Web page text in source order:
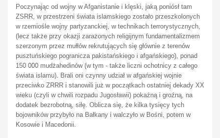
Poczynając od wojny w Afganistanie i klęski, jaką poniósł tam
ZSRR, w przestrzeni świata islamskiego zostało przeszkolonych
w rzemiośle wojny partyzanckiej, w technikach terrorystycznych,
(lecz także przy okazji zarażonych religijnym fundamentalizmem
szerzonym przez mułłów rekrutujących się głównie z terenów
pusztuńskiego pogranicza pakistańskiego i afgańskiego), ponad
150 000 mudżahedinów (w tym - także liczni ochotnicy z całego
świata islamu). Brali oni czynny udział w afgańskiej wojnie
przeciwko ZRRR i stanowili już w początkach ostatniej dekady XX
wieku (czyli w chwili rozpadu Jugosławii) pokaźną i groźną, na
dodatek bezrobotną, siłę. Oblicza się, że kilka tysięcy tych
bojowników przybyło na Bałkany i walczyło w Bośni, potem w
Kosowie i Macedonii.